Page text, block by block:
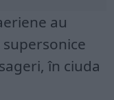
au
în ciuda